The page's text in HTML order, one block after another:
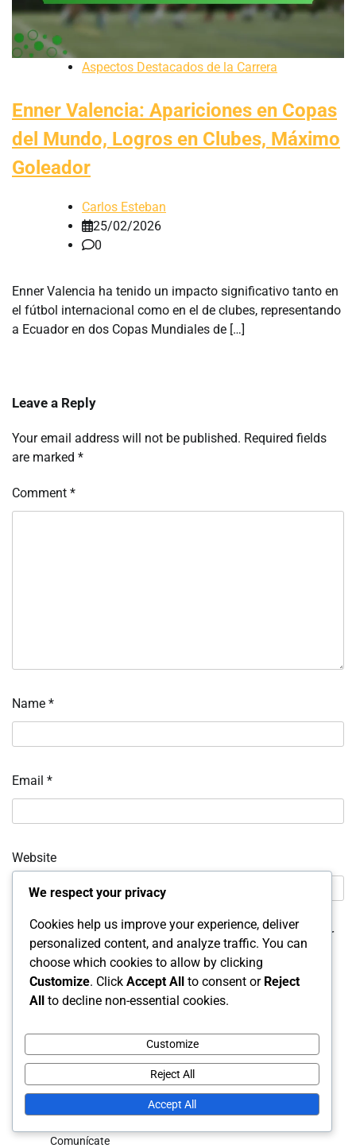
Aspectos Destacados de la Carrera
Enner Valencia: Apariciones en Copas
del Mundo, Logros en Clubes, Máximo
Goleador
Carlos Esteban
25/02/2026
0
Enner Valencia ha tenido un impacto significativo tanto en
el fútbol internacional como en el de clubes, representando
a Ecuador en dos Copas Mundiales de […]
Leave a Reply
Your email address will not be published. Required fields
are marked *
Comment *
Name *
Email *
Website
Save my name, email, and website in this browser for
the next time I comment.
Enlaces
Comunícate
We respect your privacy
Cookies help us improve your experience, deliver
personalized content, and analyze traffic. You can
choose which cookies to allow by clicking
Customize. Click Accept All to consent or Reject
All to decline non-essential cookies.
Customize
Reject All
Accept All